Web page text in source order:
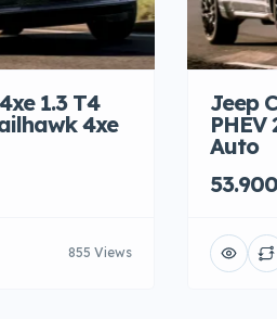
1.3 T4
4xe
855 Views
Jeep
Auto